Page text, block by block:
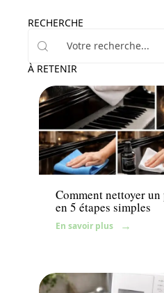
RECHERCHE
À RETENIR
Maison
Comment nettoyer
en 5 étapes simples
En savoir plus